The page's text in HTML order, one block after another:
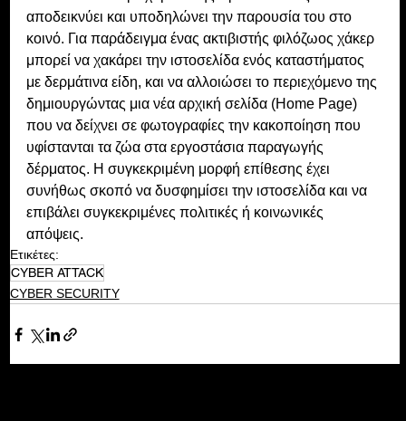
αποδεικνύει και υποδηλώνει την παρουσία του στο
κοινό. Για παράδειγμα ένας ακτιβιστής φιλόζωος χάκερ
μπορεί να χακάρει την ιστοσελίδα ενός καταστήματος
με δερμάτινα είδη, και να αλλοιώσει το περιεχόμενο της
δημιουργώντας μια νέα αρχική σελίδα (Home Page)
που να δείχνει σε φωτογραφίες την κακοποίηση που
υφίστανται τα ζώα στα εργοστάσια παραγωγής
δέρματος. Η συγκεκριμένη μορφή επίθεσης έχει
συνήθως σκοπό να δυσφημίσει την ιστοσελίδα και να
επιβάλει συγκεκριμένες πολιτικές ή κοινωνικές
απόψεις.
Ετικέτες:
CYBER ATTACK
CYBER SECURITY